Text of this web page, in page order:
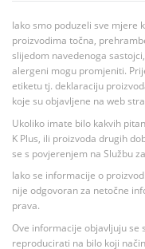
Iako smo poduzeli sve mjere
proizvodima točna,
slijedom navedenoga
alergeni mogu promjeniti.
etiketu tj. deklaraciju
koje su objavljene na web
Ukoliko imate bilo kakvih
K Plus, ili proizvoda drugih
se s povjerenjem na Službu
Iako se informacije o
nije odgovoran za netočne
prava.
Ove informacije objavljuju se
reproducirati na bilo koji